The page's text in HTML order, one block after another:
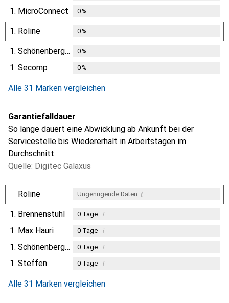
1. MicroConnect 0%
1. Roline 0%
1. Schönenberger 0%
1. Secomp 0%
Alle 31 Marken vergleichen
Garantiefalldauer
So lange dauert eine Abwicklung ab Ankunft bei der
Servicestelle bis Wiedererhalt in Arbeitstagen im
Durchschnitt.
Quelle: Digitec Galaxus
Roline Ungenügende Daten i
1. Brennenstuhl 0Tage i
1. Max Hauri 0Tage i
1. Schönenberger 0Tage i
1. Steffen 0Tage i
Alle 31 Marken vergleichen